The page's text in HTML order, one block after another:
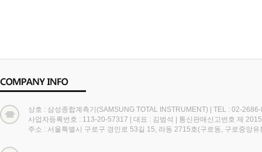
상호 : 삼성종합계측기(SAMSUNG TOTAL INSTRUMENT) | TEL : 02-
사업자등록번호 : 113-20-57317 | 대표 : 김범석 | 통신판매신고번호 제
주소 : 서울특별시 구로구 경인로 53길 15, 라동 2715호(구로동, 구로중앙유